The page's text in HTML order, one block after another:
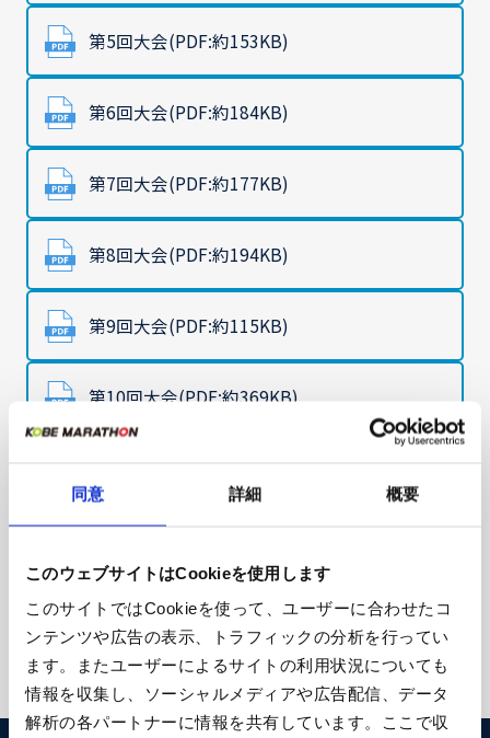
同意 詳細 概要
このウェブサイトはCookieを使用します
このサイトではCookieを使って、ユーザーに合わせたコ
ンテンツや広告の表示、トラフィックの分析を行ってい
ます。またユーザーによるサイトの利用状況についても
情報を収集し、ソーシャルメディアや広告配信、データ
解析の各パートナーに情報を共有しています。ここで収
第5回大会(PDF:約153KB)
第6回大会(PDF:約184KB)
第7回大会(PDF:約177KB)
第8回大会(PDF:約194KB)
第9回大会(PDF:約115KB)
第10回大会(PDF:約369KB)
2025大会(PDF:約754KB)